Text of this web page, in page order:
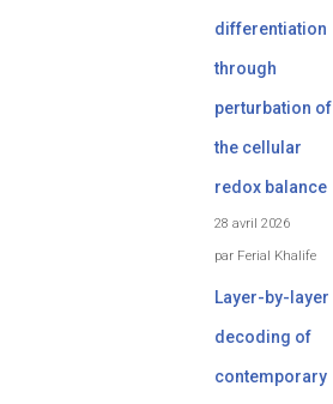
differentiation
through
perturbation of
the cellular
redox balance
28 avril 2026
par Ferial Khalife
Layer-by-layer
decoding of
contemporary